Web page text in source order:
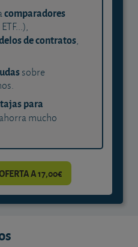
comparadores
de contratos,
sobre
para
mucho
A 17,00€